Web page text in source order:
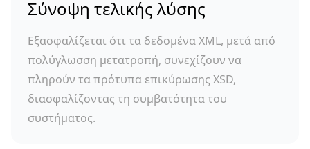
Σύνοψη τελικής λύσης
Εξασφαλίζεται ότι τα δεδομένα XML, μετά από
πολύγλωσση μετατροπή, συνεχίζουν να
πληρούν τα πρότυπα επικύρωσης XSD,
διασφαλίζοντας τη συμβατότητα του
συστήματος.